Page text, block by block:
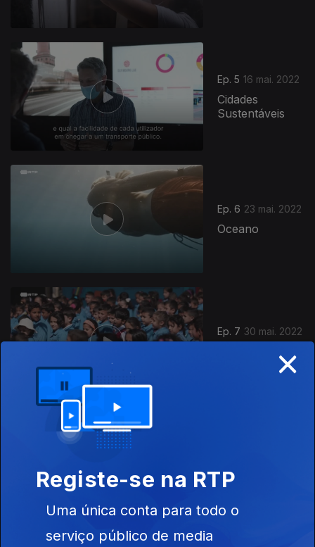
Ep. 5 16 mai. 2022
Cidades
Sustentáveis
Ep. 6 23 mai. 2022
Oceano
Ep. 7 30 mai. 2022
Inovação Social
×
Registe-se na RTP
Uma única conta para todo o
serviço público de media